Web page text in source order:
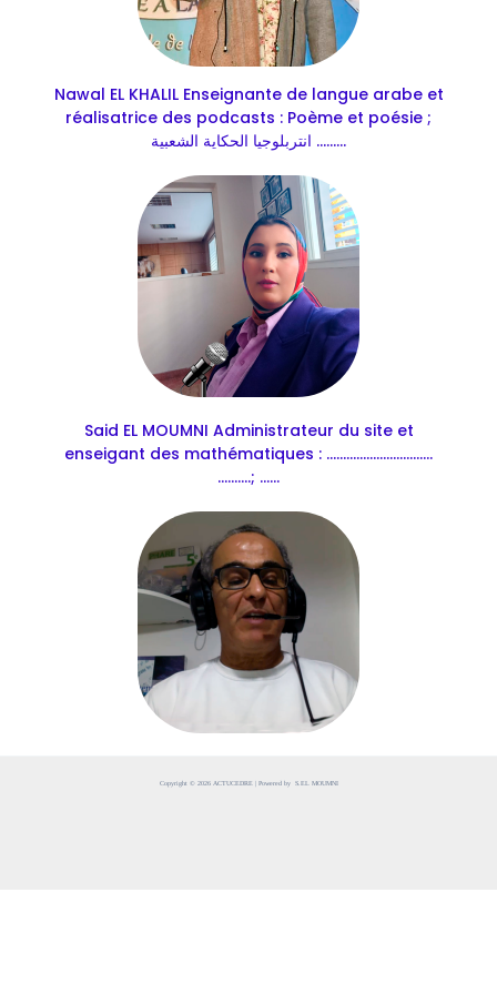
Nawal EL KHALIL Enseignante de langue arabe et
réalisatrice des podcasts : Poème et poésie ;
انتربلوجيا الحكاية الشعبية .........
Said EL MOUMNI Administrateur du site et
enseigant des mathématiques : ................................
..........; ......
Copyright © 2026 ACTUCEDRE | Powered by S.EL MOUMNI